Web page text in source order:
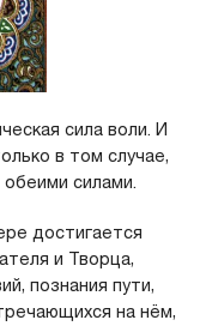
сила воли. И
в том случае,
силами.
достигается
и Творца,
познания пути,
на нём,